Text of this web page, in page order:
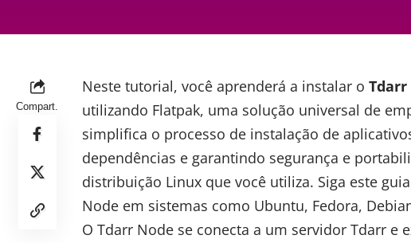
Compart.
Neste tutorial, você aprenderá a instalar o Tdarr
utilizando Flatpak, uma solução universal de
simplifica o processo de instalação de
dependências e garantindo segurança e
distribuição Linux que você utiliza. Siga este
Node em sistemas como Ubuntu, Fedora,
O Tdarr Node se conecta a um servidor Tdarr e